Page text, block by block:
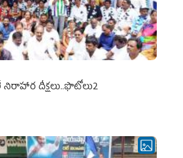
దీక్షలు..ఫొటోలు2